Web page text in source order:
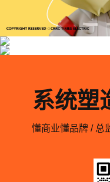
系统塑
懂商业懂品牌 / 总